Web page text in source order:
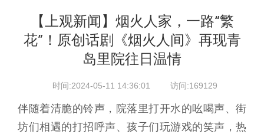
【上观新闻】烟火人家，一路“繁
花”！原创话剧《烟火人间》再现青
岛里院往日温情
时间:2024-05-11 14:36:01 访问:169129
伴随着清脆的铃声，院落里打开水的吆喝声、街
坊们相遇的打招呼声、孩子们玩游戏的笑声，热